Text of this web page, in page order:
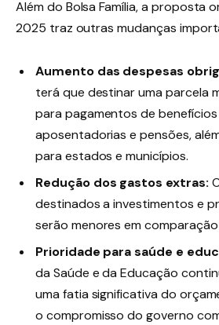
Além do Bolsa Família, a proposta
2025 traz outras mudanças
Aumento das despesas
terá que destinar uma parcela
para pagamentos de
aposentadorias e pensões,
para estados e municípios.
Redução dos gastos extras:
destinados a investimentos e
serão menores em
Prioridade para saúde e
da Saúde e da Educação
uma fatia significativa do
o compromisso do governo